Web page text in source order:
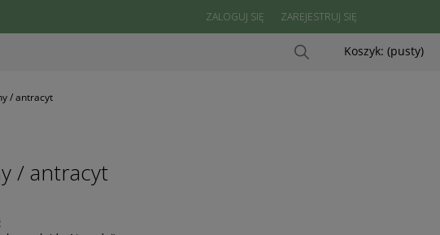
ZAREJESTRUJ SIĘ
ZALOGUJ SIĘ
Koszyk: (pusty)
/ antracyt
/ antracyt